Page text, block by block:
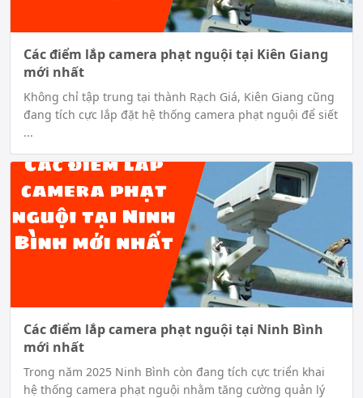
Các điểm lắp camera phạt nguội tại Kiên Giang
mới nhất
Không chỉ tập trung tại thành Rạch Giá, Kiên Giang cũng
đang tích cực lắp đặt hệ thống camera phạt nguội để siết
...
Các điểm lắp camera phạt nguội tại Ninh Bình
mới nhất
Trong năm 2025 Ninh Bình còn đang tích cực triển khai
hệ thống camera phạt nguội nhằm tăng cường quản lý